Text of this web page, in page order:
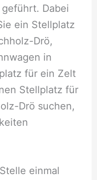
Dabei
ein Stellplatz
Drö,
in
für ein Zelt
Stellplatz für
Drö suchen,
einmal